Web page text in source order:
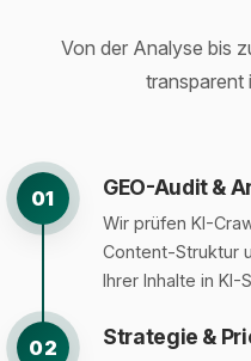
Von der Analyse bis
transparent
01 GEO-Audit &
Wir prüfen KI-
Content-Struktur
Ihrer Inhalte in KI-
02 Strategie &